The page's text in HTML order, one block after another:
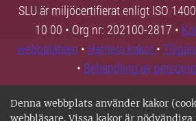
Denna webbplats använder kakor
webbläsare. Vissa kakor är
SLU är miljöcertifierat enligt ISO
10 00 • Org nr: 202100-2817 •
webbplatsen • Hantera kakor •
• Behandling av